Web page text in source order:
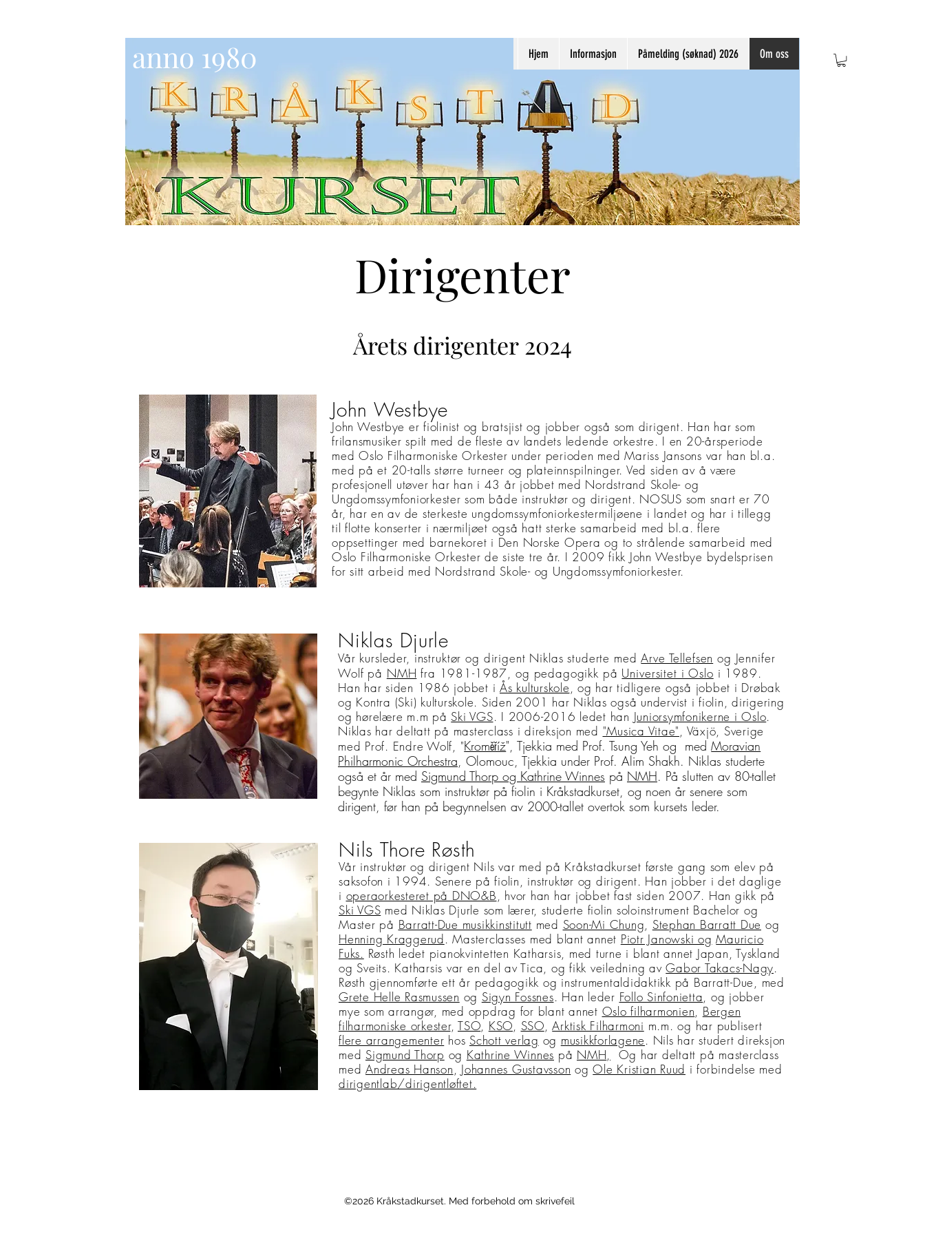
anno 1980 Hjem Informasjon Påmelding (søknad) 2026 Om oss
Dirigenter
Årets dirigenter2024
John Westbye
John Westbye er fiolinist og bratsjist og jobber også som dirigent. Han har som
frilansmusiker spilt med de fleste av landets ledende orkestre. I en 20-årsperiode
med Oslo Filharmoniske Orkester under perioden med Mariss Jansons var han bl.a.
med på et 20-talls større turneer og plateinnspilninger. Ved siden av å være
profesjonell utøver har han i 43 år jobbet med Nordstrand Skole- og
Ungdomssymfoniorkester som både instruktør og dirigent. NOSUS som snart er 70
år, har en av de sterkeste ungdomssymfoniorkestermiljøene i landet og har i tillegg
til flotte konserter i nærmiljøet også hatt sterke samarbeid med bl.a. flere
oppsettinger med barnekoret i Den Norske Opera og to strålende samarbeid med
Oslo Filharmoniske Orkester de siste tre år. I 2009 fikk John Westbye bydelsprisen
for sitt arbeid med Nordstrand Skole- og Ungdomssymfoniorkester.
Niklas Djurle
Vår kursleder, instruktør og dirigent Niklas studerte medArve Tellefsen og Jennifer
Wolf på NMH fra 1981-1987, og pedagogikk på Universitet i Oslo i 1989.
Han har siden 1986 jobbet i Ås kulturskole, og har tidligere også jobbet i Drøbak
og Kontra (Ski) kulturskole. Siden 2001 har Niklas også undervist i fiolin, dirigering
og hørelære m.m på Ski VGS. I 2006-2016 ledet han Juniorsymfonikerne i Oslo.
Niklas har deltatt på masterclass i direksjon med "Musica Vitae", Växjö, Sverige
med Prof. Endre Wolf, "Kroměříž", Tjekkia med Prof. Tsung Yeh og medMoravian
Philharmonic Orchestra, Olomouc, Tjekkia under Prof. Alim Shakh. Niklas studerte
også et år med Sigmund Thorp og Kathrine Winnes på NMH. På slutten av 80-tallet
begynte Niklas som instruktør på fiolin i Kråkstadkurset, og noen år senere som
dirigent, før han på begynnelsen av 2000-tallet overtok som kursets leder.
Nils Thore Røsth
Vår instruktør og dirigent Nils var med på Kråkstadkurset første gang som elev på
saksofon i 1994. Senere på fiolin, instruktør og dirigent. Han jobber i det daglige
i operaorkesteret på DNO&B, hvor han har jobbet fast siden 2007. Han gikk på
Ski VGS med Niklas Djurle som lærer, studerte fiolin soloinstrument Bachelor og
Master på Barratt-Due musikkinstitutt med Soon-Mi Chung, Stephan Barratt Due og
Henning Kraggerud. Masterclasses med blant annet Piotr Janowski og Mauricio
Fuks. Røsth ledet pianokvintetten Katharsis, med turne i blant annet Japan, Tyskland
og Sveits. Katharsis var en del av Tica, og fikk veiledning avGabor Takacs-Nagy.
Røsth gjennomførte ett år pedagogikk og instrumentaldidaktikk på Barratt-Due, med
Grete Helle Rasmussen og Sigyn Fossnes. Han leder Follo Sinfonietta, og jobber
mye som arrangør, med oppdrag for blant annet Oslo filharmonien, Bergen
filharmoniske orkester, TSO, KSO, SSO,Arktisk Filharmoni m.m. og har publisert
flere arrangementer hos Schott verlag og musikkforlagene. Nils har studert direksjon
med Sigmund Thorp og Kathrine Winnes på NMH, Og har deltatt på masterclass
med Andreas Hanson, Johannes Gustavsson ogOle Kristian Ruud i forbindelse med
dirigentlab/dirigentløftet.
©2026 Kråkstadkurset. Med forbehold om skrivefeil